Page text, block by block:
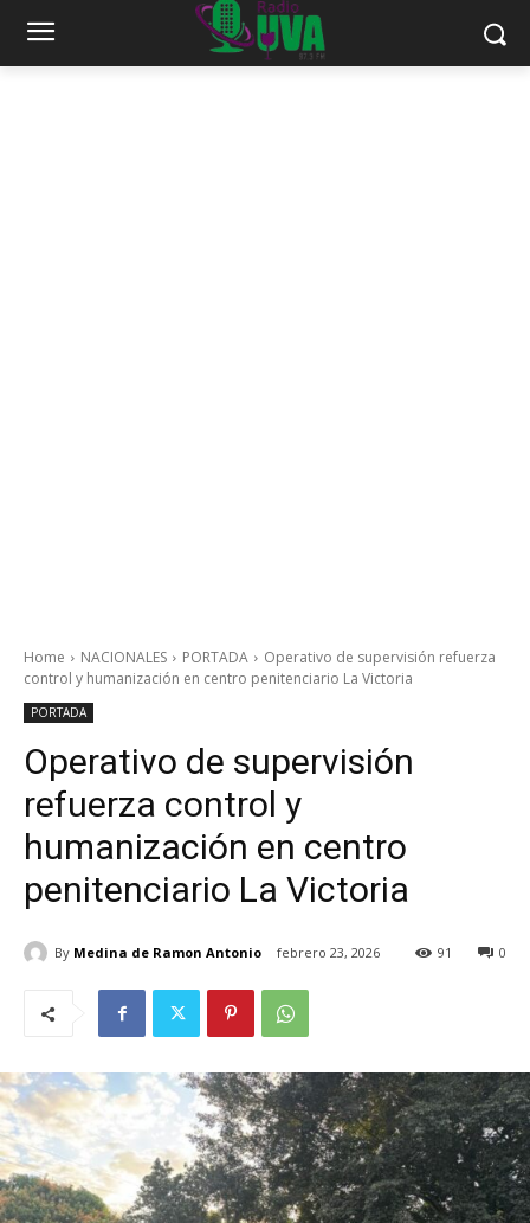
Home NACIONALES PORTADA
Operativo de supervisión refuerza
control y humanización en centro penitenciario La Victoria
PORTADA
Operativo de supervisión
refuerza control y
humanización en centro
penitenciario La Victoria
By Medina de Ramon Antonio febrero 23, 2026 0
91